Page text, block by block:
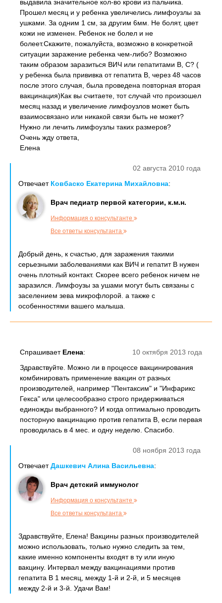
выдавила значительное кол-во крови из пальчика.
Прошел месяц и у ребенка увеличелись лимфоузлы за
ушками. За одним 1 см, за другим 6мм. Не болят, цвет
кожи не изменен. Ребенок не болел и не
болеет.Скажите, пожалуйста, возможно в конкретной
ситуации заражение ребенка чем-либо? Возможно
таким образом заразиться ВИЧ или гепатитами В, С? (
у ребенка была прививка от гепатита В, через 48 часов
после этого случая, была проведена повторная вторая
вакцинация)Как вы считаете, тот случай что произошел
месяц назад и увеличение лимфоузлов может быть
взаимосвязано или никакой связи быть не может?
Нужно ли лечить лимфоузлы таких размеров?
Очень жду ответа,
Елена
02 августа 2010 года
Отвечает Ковбаско Екатерина Михайловна:
Врач педиатр первой категории, к.м.н.
Информация о консультанте
Все ответы консультанта
Добрый день, к счастью, для заражения такими
серьезными заболеваниями как ВИЧ и гепатит В нужен
очень плотный контакт. Скорее всего ребенок ничем не
заразился. Лимфоузы за ушами могут быть связаны с
заселением зева микрофлорой. а также с
особенностями вашего малыша.
10 октября 2013 года
Спрашивает Елена:
Здравствуйте. Можно ли в процессе вакцинирования
комбинировать применение вакцин от разных
производителей, например "Пентаксим" и "Инфарикс
Гекса" или целесообразно строго придерживаться
единожды выбранного? И когда оптимально проводить
посторную вакцинацию против гепатита В, если первая
проводилась в 4 мес. и одну неделю. Спасибо.
08 ноября 2013 года
ОтвечаетДашкевич Алина Васильевна:
Врач детский иммунолог
Информация о консультанте
Все ответы консультанта
Здравствуйте, Елена! Вакцины разных производителей
можно использовать, только нужно следить за тем,
какие именно компоненты входят в ту или иную
вакцину. Интервал между вакцинациями против
гепатита В 1 месяц, между 1-й и 2-й, и 5 месяцев
между 2-й и 3-й. Удачи Вам!